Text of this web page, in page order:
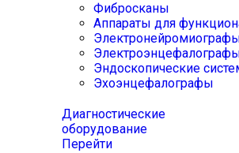
Фибросканы
Аппараты для
Эндоскопические
Эхоэнцефалографы
Диагностические
оборудование
Перейти